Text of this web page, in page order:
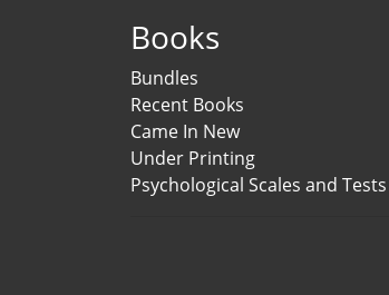
Books
Bundles
Recent Books
Came In New
Under Printing
Psychological Scales and Tests